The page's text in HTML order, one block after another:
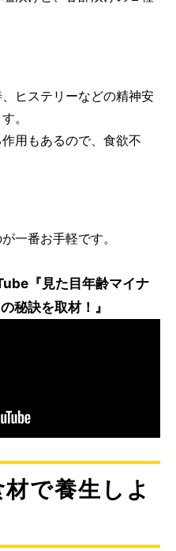
ヒステリーなどの精神安
。
用もあるので、食欲不
一番お手軽です。
『見た目年齢マイナ
秘訣を取材！』
で養生しよ